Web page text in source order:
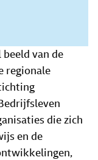
beeld van de
regionale
die zich
en de